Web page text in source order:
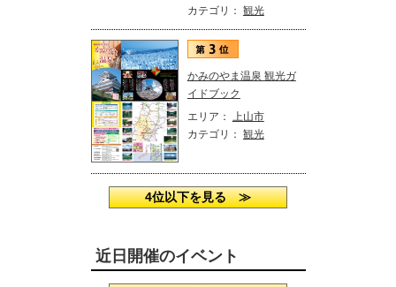
カテゴリ： 観光
かみのやま温泉 観光ガ
イドブック
エリア： 上山市
カテゴリ： 観光
4位以下を見る ≫
近日開催のイベント